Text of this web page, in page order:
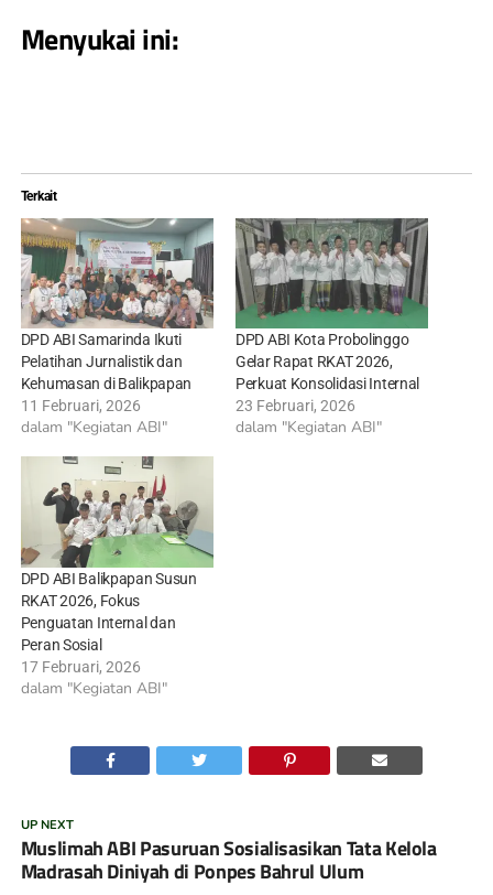
Menyukai ini:
Terkait
DPD ABI Samarinda Ikuti
Pelatihan Jurnalistik dan
Kehumasan di Balikpapan
11 Februari, 2026
dalam "Kegiatan ABI"
DPD ABI Kota Probolinggo
Gelar Rapat RKAT 2026,
Perkuat Konsolidasi Internal
23 Februari, 2026
dalam "Kegiatan ABI"
DPD ABI Balikpapan Susun
RKAT 2026, Fokus
Penguatan Internal dan
Peran Sosial
17 Februari, 2026
dalam "Kegiatan ABI"
UP NEXT
Muslimah ABI Pasuruan Sosialisasikan Tata Kelola
Madrasah Diniyah di Ponpes Bahrul Ulum